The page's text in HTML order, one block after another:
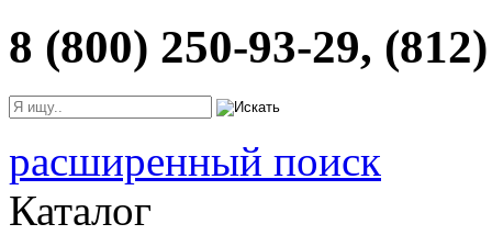
8 (800) 250-93-29,
расширенный поиск
Каталог